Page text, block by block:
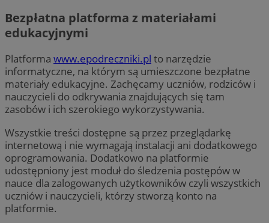
Bezpłatna platforma z materiałami
edukacyjnymi
Platforma www.epodreczniki.pl to narzędzie
informatyczne, na którym są umieszczone bezpłatne
materiały edukacyjne. Zachęcamy uczniów, rodziców i
nauczycieli do odkrywania znajdujących się tam
zasobów i ich szerokiego wykorzystywania.
Wszystkie treści dostępne są przez przeglądarkę
internetową i nie wymagają instalacji ani dodatkowego
oprogramowania. Dodatkowo na platformie
udostępniony jest moduł do śledzenia postępów w
nauce dla zalogowanych użytkowników czyli wszystkich
uczniów i nauczycieli, którzy stworzą konto na
platformie.